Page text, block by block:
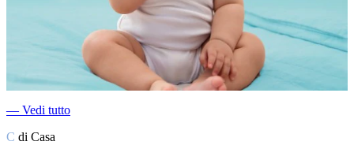
― Vedi tutto
C di Casa